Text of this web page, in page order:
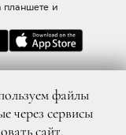
планшете и
файлы
через сервисы
сайт,